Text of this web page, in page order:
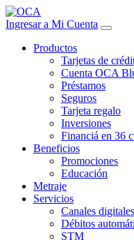
Ingresar a Mi Cuenta
Productos
Tarjetas de
Cuenta OCA
Préstamos
Seguros
Tarjeta regalo
Inversiones
Financiá en 36
Beneficios
Promociones
Educación
Metraje
Servicios
Canales digitales
Débitos
STM